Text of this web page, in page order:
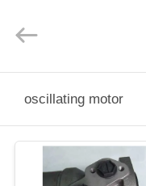
PRODUKTE
Ltd..
oscillating motor